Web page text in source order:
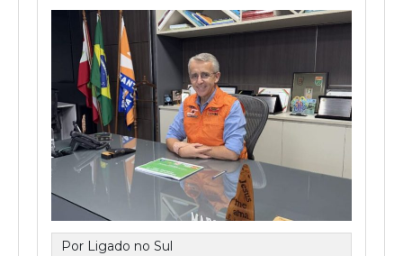
Por Ligado no Sul